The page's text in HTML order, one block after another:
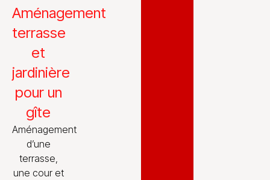
Aménagement
terrasse
et
jardinière
pour un
gîte
Aménagement
d’une
terrasse,
une cour et